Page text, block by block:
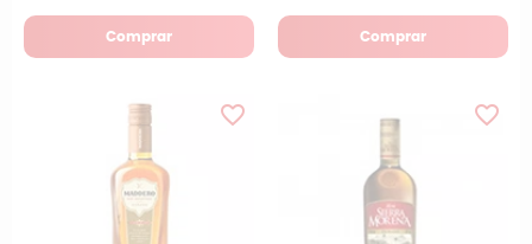
Comprar Comprar
favorite_border favorite_border